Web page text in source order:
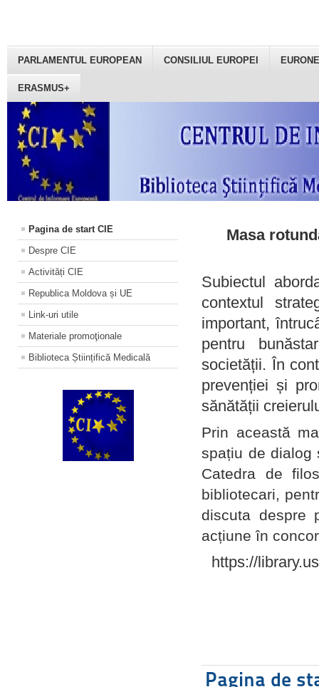
PARLAMENTUL EUROPEAN CONSILIUL EUROPEI
ERASMUS+
Pagina de start CIE
Despre CIE
Activități CIE
Republica Moldova și UE
Link-uri utile
Materiale promoţionale
Biblioteca Științifică Medicală
Masa
Subiectul
contextul
important,
pentru
societății. În
prevenției și
sănătății
Prin această
spațiu de dialog
Catedra de
bibliotecari,
discuta despre
acțiune în
https://
Pagina de